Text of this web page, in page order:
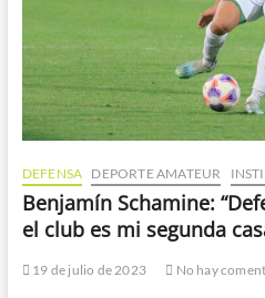
DEFENSA DEPORTE AMATEUR
Benjamín Schamine:
el club es mi segunda
19 de julio de 2023 No hay